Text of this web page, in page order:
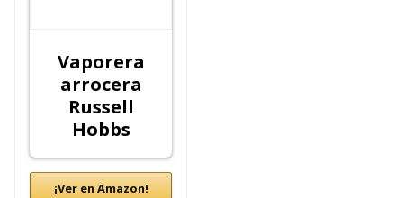
Vaporera
arrocera
Russell
Hobbs
¡Ver en Amazon!